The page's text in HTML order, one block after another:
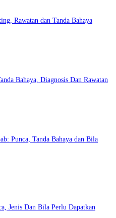
Rawatan dan Tanda Bahaya
Bahaya, Diagnosis Dan Rawatan
Punca, Tanda Bahaya dan Bila
Jenis Dan Bila Perlu Dapatkan